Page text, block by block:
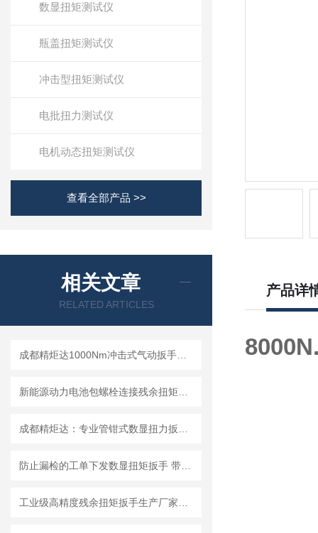
数显扭矩测试仪
瓶盖扭矩测试仪
冲击型扭矩测试仪
电批扭力测试仪
电机动态扭矩测试仪
查看全部产品 >>
相关文章
RELATED ARTICLES
产品详